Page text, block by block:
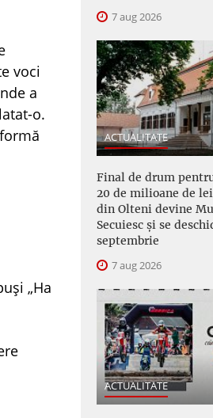
voci
a
o.
„Ha
7 aug 2026
ACTUALITATE
Final de drum
20 de milioane de
din Olteni devine
Secuiesc și se
septembrie
7 aug 2026
ACTUALITATE